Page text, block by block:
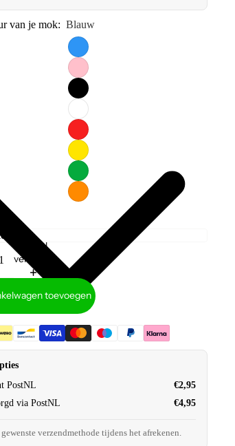
van je mok: Blauw
Aantal
verhogen
toevoegen
PostNL
€2,95
via PostNL
€4,95
verzendmethode tijdens het afrekenen.